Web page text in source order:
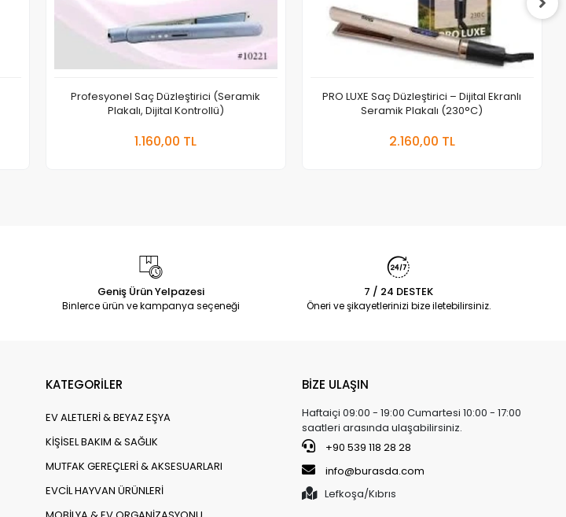
Profesyonel Saç Düzleştirici (Seramik
Plakalı, Dijital Kontrollü)
1.160,00 TL
PRO LUXE Saç Düzleştirici – Dijital Ekranlı
Seramik Plakalı (230°C)
2.160,00 TL
Geniş Ürün Yelpazesi
Binlerce ürün ve kampanya seçeneği
7 / 24 DESTEK
Öneri ve şikayetlerinizi bize iletebilirsiniz.
KATEGORİLER
EV ALETLERİ & BEYAZ EŞYA
KİŞİSEL BAKIM & SAĞLIK
MUTFAK GEREÇLERİ & AKSESUARLARI
EVCİL HAYVAN ÜRÜNLERİ
BİZE ULAŞIN
Haftaiçi 09:00 - 19:00 Cumartesi 10:00 - 17:00
saatleri arasında ulaşabilirsiniz.
+90 539 118 28 28
info@burasda.com
Lefkoşa/Kıbrıs